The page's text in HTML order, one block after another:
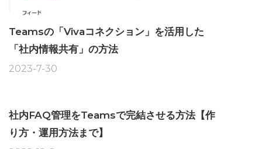
Teamsの「Vivaコネクション」を活用した
「社内情報共有」の方法
2023-7-30
社内FAQ管理をTeamsで完結させる方法【作
り方・運用方法まで】